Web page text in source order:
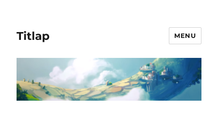
Titlap MENU